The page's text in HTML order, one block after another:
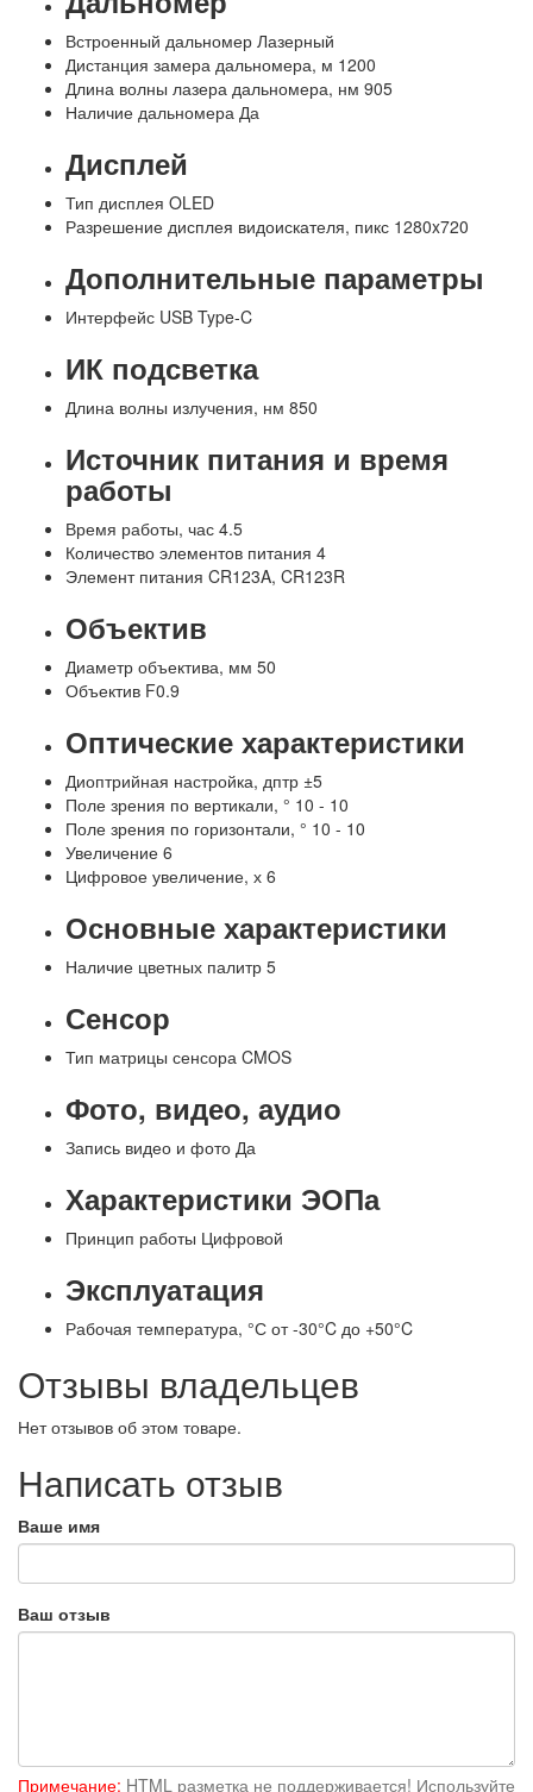
Встроенный дальномер Лазерный
Дистанция замера дальномера, м 1200
Длина волны лазера дальномера, нм 905
Наличие дальномера Да
Дисплей
Тип дисплея OLED
Разрешение дисплея видоискателя, пикс 1280x720
Дополнительные параметры
Интерфейс USB Type-C
ИК подсветка
Длина волны излучения, нм 850
Источник питания и время
работы
Время работы, час 4.5
Количество элементов питания 4
Элемент питания CR123A, CR123R
Объектив
Диаметр объектива, мм 50
Объектив F0.9
Оптические характеристики
Диоптрийная настройка, дптр ±5
Поле зрения по вертикали, ° 10 - 10
Поле зрения по горизонтали, ° 10 - 10
Увеличение 6
Цифровое увеличение, х 6
Основные характеристики
Наличие цветных палитр 5
Сенсор
Тип матрицы сенсора CMOS
Фото, видео, аудио
Запись видео и фото Да
Характеристики ЭОПа
Принцип работы Цифровой
Эксплуатация
Рабочая температура, °С от -30°C до +50°C
Отзывы владельцев
Нет отзывов об этом товаре.
Написать отзыв
Ваше имя
Ваш отзыв
Примечание: HTML разметка не поддерживается! Используйте